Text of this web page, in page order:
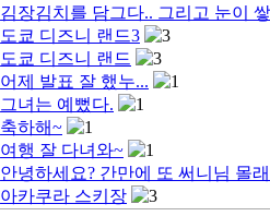
김장김치를 담그다.. 그리고 눈이
도쿄 디즈니 랜드3
3
도쿄 디즈니 랜드
3
어제 발표 잘 했누...
1
그녀는 예뻤다.
1
축하해~
1
여행 잘 다녀와~
1
안녕하세요? 간만에 또 써니님 몰
아카쿠라 스키장
3